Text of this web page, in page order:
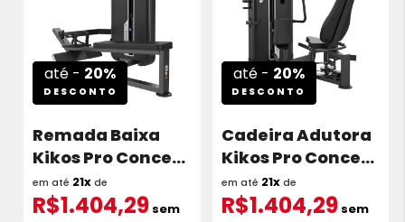
até - 20%
DESCONTO
Remada Baixa
Kikos Pro Concept
II 135Kg C2S31
em até 21xde
R$1.404,29 sem
até - 20%
DESCONTO
Cadeira Adutora
Kikos Pro Concept
II 110Kg C2S75
em até 21xde
R$1.404,29sem